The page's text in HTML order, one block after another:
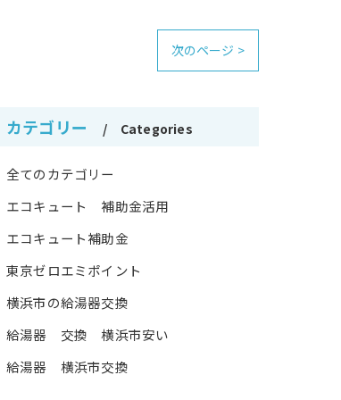
次のページ >
カテゴリー Categories
全てのカテゴリー
エコキュート 補助金活用
エコキュート補助金
東京ゼロエミポイント
横浜市の給湯器交換
給湯器 交換 横浜市安い
給湯器 横浜市交換